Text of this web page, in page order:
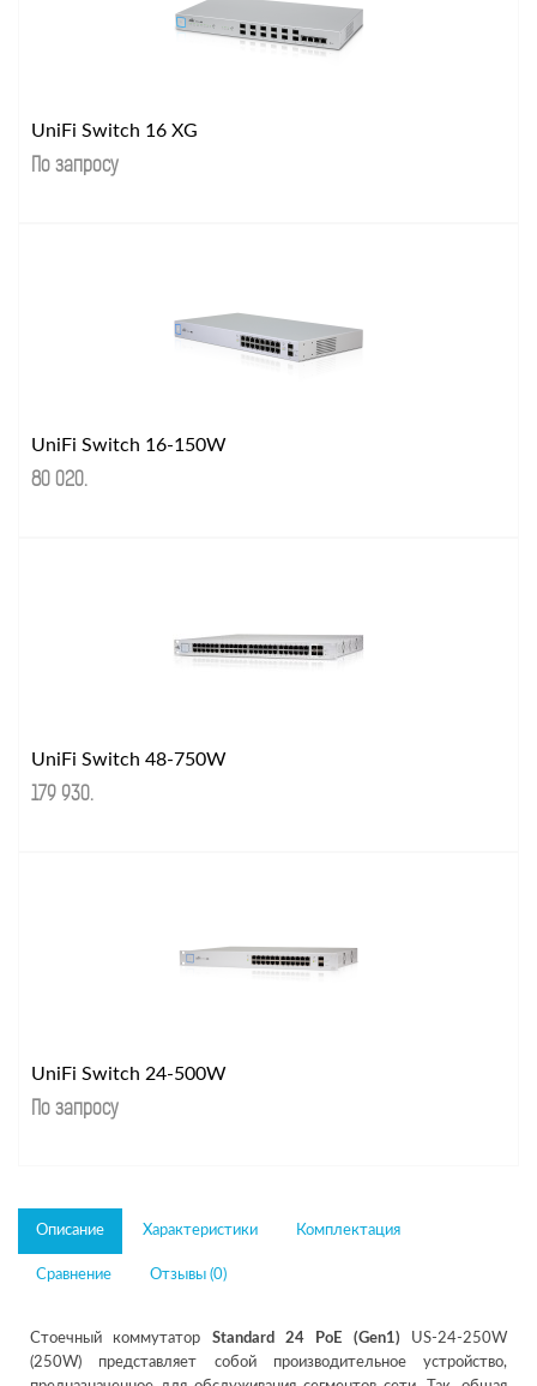
UniFi Switch 16 XG
По запросу
UniFi Switch 16-150W
80 020.
UniFi Switch 48-750W
179 930.
UniFi Switch 24-500W
По запросу
Описание Характеристики Комплектация
Сравнение Отзывы (0)
Стоечный коммутатор Standard 24 PoE (Gen1) US-24-250W
(250W) представляет собой производительное устройство,